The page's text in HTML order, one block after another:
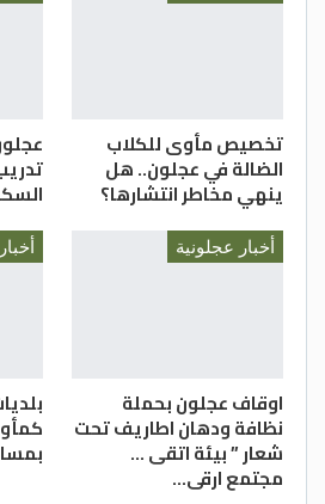
تخصيص مأوى للكلاب
الضالة في عجلون.. هل
ينهي مخاطر انتشارها؟
أخبار عجلونية
اوقاف عجلون بحملة
نظافة ودهان اطاريف تحت
شعار ” بيئة اتقى …
مجتمع ارقى…
بمساحـة